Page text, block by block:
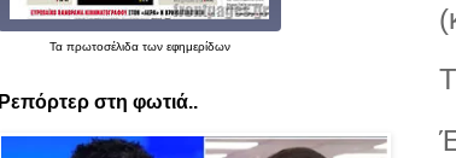
Τα πρωτοσέλιδατων εφημερίδων
Ρεπόρτερ στη φωτιά..